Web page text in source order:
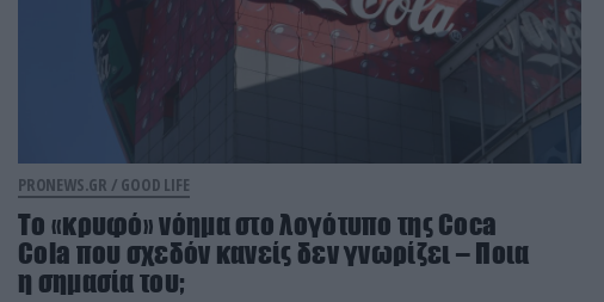
PRONEWS.GR / GOOD LIFE
Tο «κρυφό» νόημα στο λογότυπο της Coca
Cola που σχεδόν κανείς δεν γνωρίζει – Ποια
η σημασία του;